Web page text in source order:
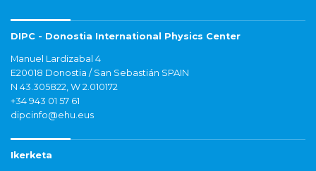
DIPC - Donostia International Physics Center
Manuel Lardizabal 4
E20018 Donostia / San Sebastián SPAIN
N 43.305822, W 2.010172
+34 943 01 57 61
dipcinfo@ehu.eus
Ikerketa